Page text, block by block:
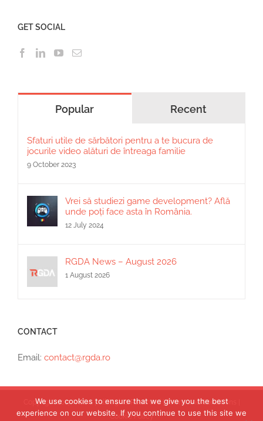
GET SOCIAL
Popular Recent
Sfaturi utile de sărbători pentru a te bucura de
jocurile video alături de întreaga familie
9 October 2023
Vrei să studiezi game development? Află
unde poți face asta în România.
12 July 2024
RGDA News – August 2026
1 August 2026
CONTACT
Email: contact@rgda.ro
Copyright 2017 RGDA | All Rights Reserved |Terms and Conditions
Cookie Policy
We use cookies to ensure that we give you the best
experience on our website. If you continue to use this site we